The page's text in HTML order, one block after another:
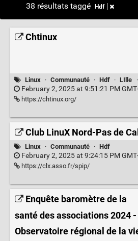
38 résultats taggé Hdf
Chtinux
Linux · Communauté · Hdf · LIlle ·
February 2, 2025 at 9:51:21 PM
https://chtinux.org/
Club LinuX Nord-Pas de
Linux · Communauté · Hdf
February 2, 2025 at 9:24:15 PM
https://clx.asso.fr/spip/
Enquête baromètre de la
santé des associations 2024 -
Observatoire régional de la